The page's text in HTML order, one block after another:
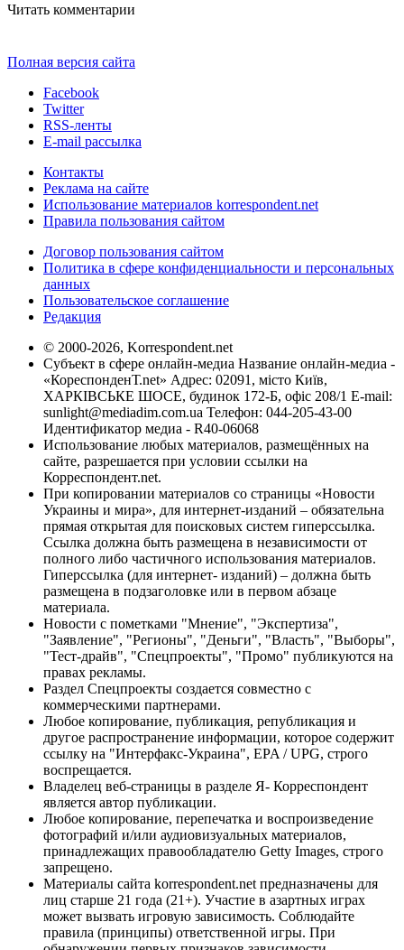
Читать комментарии
Полная версия сайта
Facebook
Twitter
RSS-ленты
E-mail рассылка
Контакты
Реклама на сайте
Использование материалов korrespondent.net
Правила пользования сайтом
Договор пользования сайтом
Политика в сфере конфиденциальности и персональных
данных
Пользовательское соглашение
Редакция
© 2000-2026, Korrespondent.net
Субъект в сфере онлайн-медиа Название онлайн-медиа -
«КореспонденТ.net» Адрес: 02091, місто Київ,
ХАРКІВСЬКЕ ШОСЕ, будинок 172-Б, офіс 208/1 E-mail:
sunlight@mediadim.com.ua Телефон: 044-205-43-00
Идентификатор медиа - R40-06068
Использование любых материалов, размещённых на
сайте, разрешается при условии ссылки на
Корреспондент.net.
При копировании материалов со страницы «Новости
Украины и мира», для интернет-изданий – обязательна
прямая открытая для поисковых систем гиперссылка.
Ссылка должна быть размещена в независимости от
полного либо частичного использования материалов.
Гиперссылка (для интернет- изданий) – должна быть
размещена в подзаголовке или в первом абзаце
материала.
Новости с пометками "Мнение", "Экспертиза",
"Заявление", "Регионы", "Деньги", "Власть", "Выборы",
"Тест-драйв", "Спецпроекты", "Промо" публикуются на
правах рекламы.
Раздел Спецпроекты создается совместно с
коммерческими партнерами.
Любое копирование, публикация, републикация и
другое распространение информации, которое содержит
ссылку на "Интерфакс-Украина", EPA / UPG, строго
воспрещается.
Владелец веб-страницы в разделе Я- Корреспондент
является автор публикации.
Любое копирование, перепечатка и воспроизведение
фотографий и/или аудиовизуальных материалов,
принадлежащих правообладателю Getty Images, строго
запрещено.
Материалы сайта korrespondent.net предназначены для
лиц старше 21 года (21+). Участие в азартных играх
может вызвать игровую зависимость. Соблюдайте
правила (принципы) ответственной игры. При